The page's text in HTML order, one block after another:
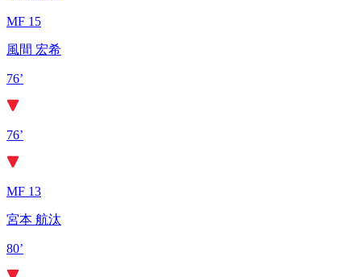
MF 15
風間 宏希
76’
76’
MF 13
宮本 航汰
80’